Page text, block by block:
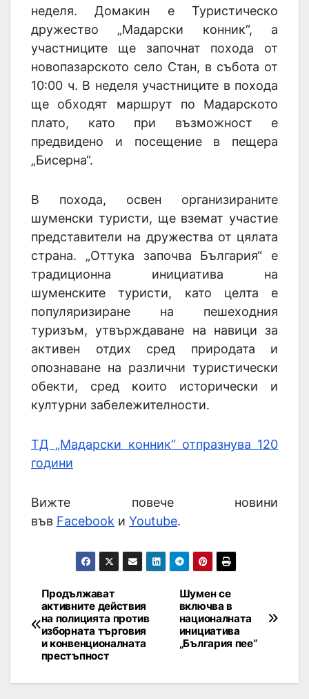
неделя. Домакин е Туристическо
дружество „Мадарски конник“, а
участниците ще започнат похода от
новопазарското село Стан, в събота от
10:00 ч. В неделя участниците в похода
ще обходят маршрут по Мадарското
плато, като при възможност е
предвидено и посещение в пещера
„Бисерна“.
В похода, освен организираните
шуменски туристи, ще вземат участие
представители на дружества от цялата
страна. „Оттука започва България“ е
традиционна инициатива на
шуменските туристи, като целта е
популяризиране на пешеходния
туризъм, утвърждаване на навици за
активен отдих сред природата и
опознаване на различни туристически
обекти, сред които исторически и
културни забележителности.
ТД „Мадарски конник“ отпразнува 120
години
Вижте повече новини
във Facebook и Youtube.
Шумен се
включва в
националната
инициатива
„България пее“
Продължават
активните действия
на полицията против
изборната търговия
и конвенционалната
престъпност